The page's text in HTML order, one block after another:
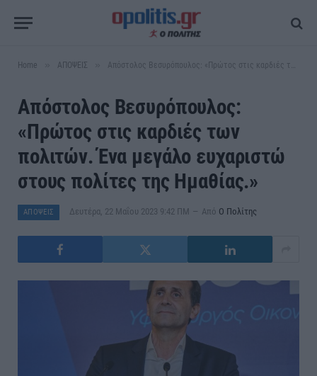
Home ΑΠΟΨΕΙΣ Απόστολος Βεσυρόπουλος: «Πρώτος στις καρδιές των πολιτών. Ένα μεγάλο ευχαριστώ στους πολίτες της Ημαθίας.»
Απόστολος Βεσυρόπουλος:
«Πρώτος στις καρδιές των
πολιτών. Ένα μεγάλο ευχαριστώ
στους πολίτες της Ημαθίας.»
ΑΠΟΨΕΙΣ Δευτέρα, 22 Μαΐου 2023 9:42 ΠΜ Από Ο Πολίτης